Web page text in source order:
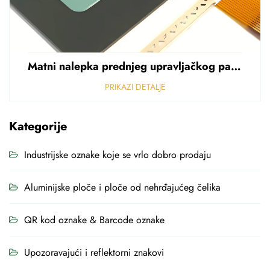
Matni nalepka prednjeg upravljačkog panela Perforirani nalepka od polikarbonata od PVC-a debljine 0,25 mm
PRIKAZI DETALJE
Kategorije
Industrijske oznake koje se vrlo dobro prodaju
Aluminijske ploče i ploče od nehrđajućeg čelika
QR kod oznake & Barcode oznake
Upozoravajući i reflektorni znakovi